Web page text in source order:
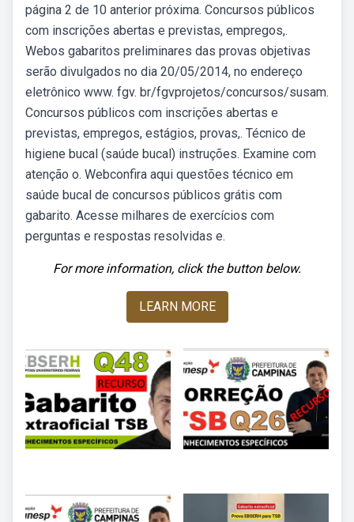
página 2 de 10 anterior próxima. Concursos públicos
com inscrições abertas e previstas, empregos,.
Webos gabaritos preliminares das provas objetivas
serão divulgados no dia 20/05/2014, no endereço
eletrônico www. fgv. br/fgvprojetos/concursos/susam.
Concursos públicos com inscrições abertas e
previstas, empregos, estágios, provas,. Técnico de
higiene bucal (saúde bucal) instruções. Examine com
atenção o. Webconfira aqui questões técnico em
saúde bucal de concursos públicos grátis com
gabarito. Acesse milhares de exercícios com
perguntas e respostas resolvidas e.
For more information, click the button below.
LEARN MORE